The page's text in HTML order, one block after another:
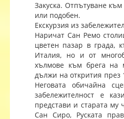
Закуска. Отпътуване
или подобен.
Екскурзия из
Наричат Сан Ремо
цветен пазар в града,
Италия, но и от
хълмове към брега на
дължи на открития през
Неговата обичайна
забележителност е
представи и старата му
Сан Сиро, Руската